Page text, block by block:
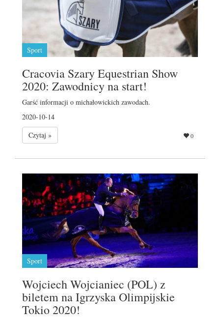
Sport
Cracovia Szary Equestrian Show
2020: Zawodnicy na start!
Garść informacji o michałowickich zawodach.
2020-10-14
Czytaj »
0
Sport
Wojciech Wojcianiec (POL) z
biletem na Igrzyska Olimpijskie
Tokio 2020!